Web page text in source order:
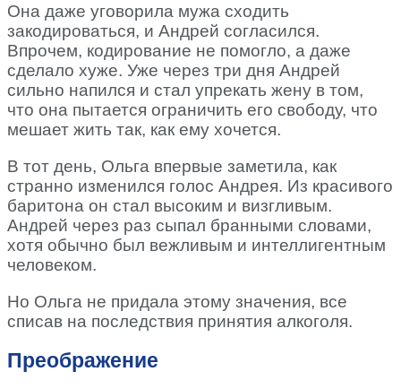
Она даже уговорила мужа сходить
закодироваться, и Андрей согласился.
Впрочем, кодирование не помогло, а даже
сделало хуже. Уже через три дня Андрей
сильно напился и стал упрекать жену в том,
что она пытается ограничить его свободу, что
мешает жить так, как ему хочется.
В тот день, Ольга впервые заметила, как
странно изменился голос Андрея. Из красивого
баритона он стал высоким и визгливым.
Андрей через раз сыпал бранными словами,
хотя обычно был вежливым и интеллигентным
человеком.
Но Ольга не придала этому значения, все
списав на последствия принятия алкоголя.
Преображение